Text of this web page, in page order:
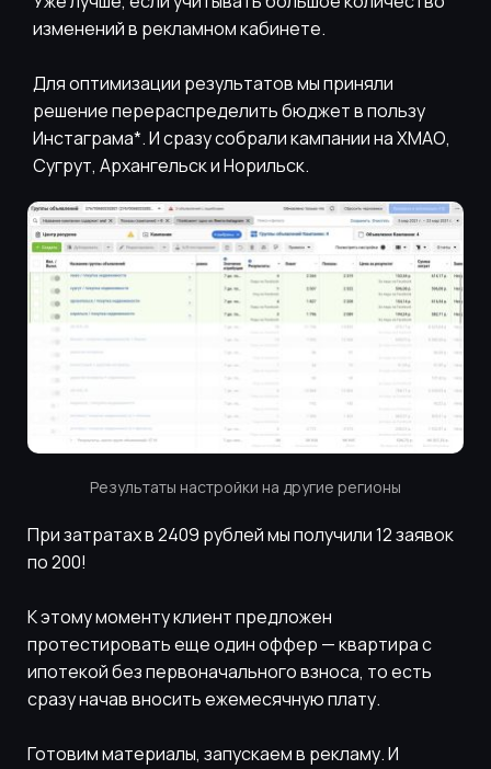
изменений в рекламном кабинете.
Для оптимизации результатов мы приняли
решение перераспределить бюджет в пользу
Инстаграма*. И сразу собрали кампании на ХМАО,
Сугрут, Архангельск и Норильск.
Результаты настройки на другие регионы
При затратах в 2409 рублей мы получили 12 заявок
по 200!
К этому моменту клиент предложен
протестировать еще один оффер — квартира с
ипотекой без первоначального взноса, то есть
сразу начав вносить ежемесячную плату.
Готовим материалы, запускаем в рекламу. И